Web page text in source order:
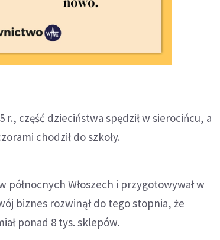
r., część dzieciństwa spędził w sierocińcu, a
chodził do szkoły.
północnych Włoszech i przygotowywał w
biznes rozwinął do tego stopnia, że
ponad 8 tys. sklepów.